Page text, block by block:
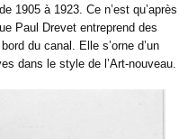
1905 à 1923. Ce n’est qu’après
Paul Drevet entreprend des
du canal. Elle s’orne d’un
dans le style de l’Art-nouveau.